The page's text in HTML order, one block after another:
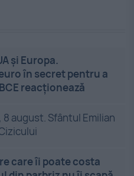
și Europa.
în secret pentru a
reacționează
august. Sfântul Emilian
care îi poate costa